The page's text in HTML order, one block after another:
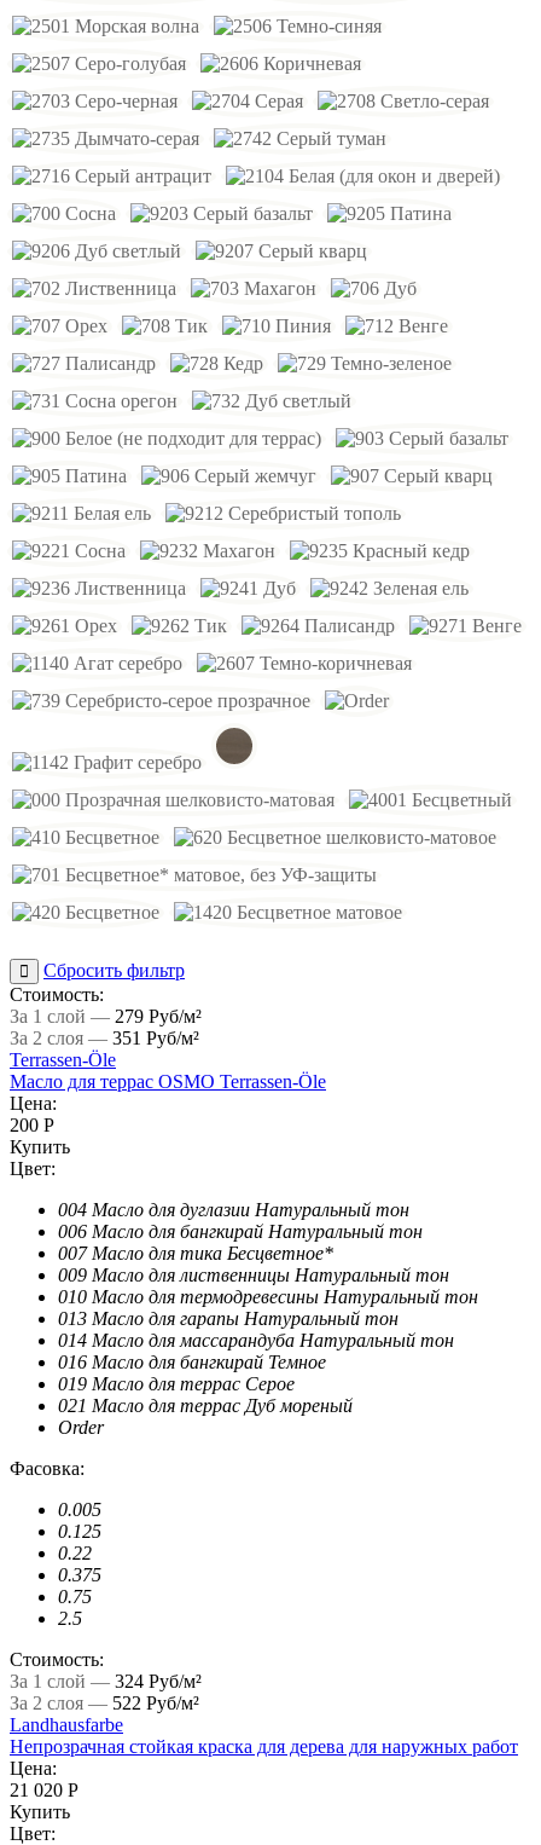
Сбросить фильтр
Стоимость:
За 1 слой — 279 Руб/м²
За 2 слоя — 351 Руб/м²
Terrassen-Öle
Масло для террас OSMO Terrassen-Öle
Цена:
200 Р
Купить
Цвет:
004 Масло для дуглазии Натуральный тон
006 Масло для бангкирай Натуральный тон
007 Масло для тика Бесцветное*
009 Масло для лиственницы Натуральный тон
010 Масло для термодревесины Натуральный тон
013 Масло для гарапы Натуральный тон
014 Масло для массарандуба Натуральный тон
016 Масло для бангкирай Темное
019 Масло для террас Серое
021 Масло для террас Дуб мореный
Order
Фасовка:
0.005
0.125
0.22
0.375
0.75
2.5
Стоимость:
За 1 слой — 324 Руб/м²
За 2 слоя — 522 Руб/м²
Landhausfarbe
Непрозрачная стойкая краска для дерева для наружных работ
Цена:
21 020 Р
Купить
Цвет: